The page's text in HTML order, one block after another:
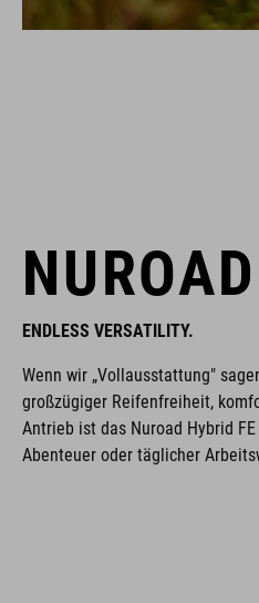
ENDLESS VERSATILITY.
Wenn wir „Vollausstattung"
großzügiger Reifenfreiheit,
Antrieb ist das Nuroad Hybrid
Abenteuer oder täglicher